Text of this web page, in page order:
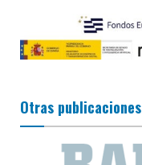
Otras publicaciones